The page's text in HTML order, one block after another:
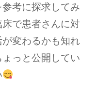
考に探求してみ
で患者さんに対
変わるかも知れ
っと公開してい